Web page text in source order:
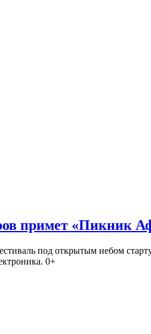
примет «Пикник
под открытым небом
0+